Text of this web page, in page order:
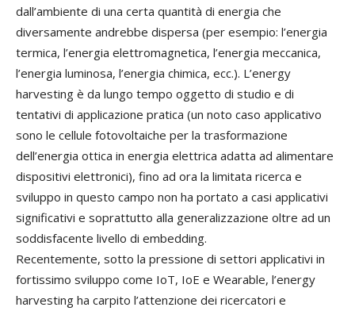
dall’ambiente di una certa quantità di energia che
diversamente andrebbe dispersa (per esempio: l’energia
termica, l’energia elettromagnetica, l’energia meccanica,
l’energia luminosa, l’energia chimica, ecc.). L’energy
harvesting è da lungo tempo oggetto di studio e di
tentativi di applicazione pratica (un noto caso applicativo
sono le cellule fotovoltaiche per la trasformazione
dell’energia ottica in energia elettrica adatta ad alimentare
dispositivi elettronici), fino ad ora la limitata ricerca e
sviluppo in questo campo non ha portato a casi applicativi
significativi e soprattutto alla generalizzazione oltre ad un
soddisfacente livello di embedding.
Recentemente, sotto la pressione di settori applicativi in
fortissimo sviluppo come IoT, IoE e Wearable, l’energy
harvesting ha carpito l’attenzione dei ricercatori e